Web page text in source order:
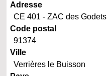
Adresse
CE 401 - ZAC des Godets
Code postal
91374
Ville
Verrières le Buisson